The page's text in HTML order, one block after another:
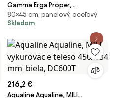
Gamma Erga Proper,
vykurovacie teleso 800x450
mm, 428W, biela, ERG-LAV-
80×45 cm, panelový, oceľový
Skladom
216,2 €
Aqualine Aqualine, MILI